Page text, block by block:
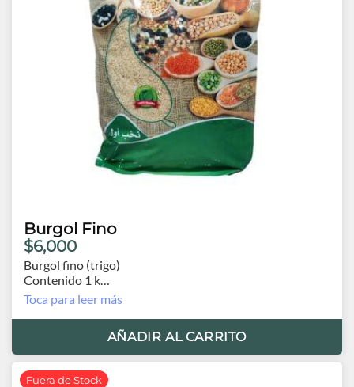
Burgol Fino
$6,000
Burgol fino (trigo)
Contenido 1 k
Origen Egipto
Toca para leer más
AÑADIR AL CARRITO
Fuera de Stock